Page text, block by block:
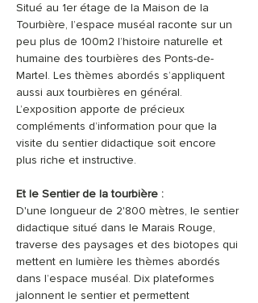
Situé au 1er étage de la Maison de la
Tourbière, l’espace muséal raconte sur un
peu plus de 100m2 l’histoire naturelle et
humaine des tourbières des Ponts-de-
Martel. Les thèmes abordés s’appliquent
aussi aux tourbières en général.
L’exposition apporte de précieux
compléments d’information pour que la
visite du sentier didactique soit encore
plus riche et instructive.
Et le Sentier de la tourbière :
D'une longueur de 2'800 mètres, le sentier
didactique situé dans le Marais Rouge,
traverse des paysages et des biotopes qui
mettent en lumière les thèmes abordés
dans l’espace muséal. Dix plateformes
jalonnent le sentier et permettent